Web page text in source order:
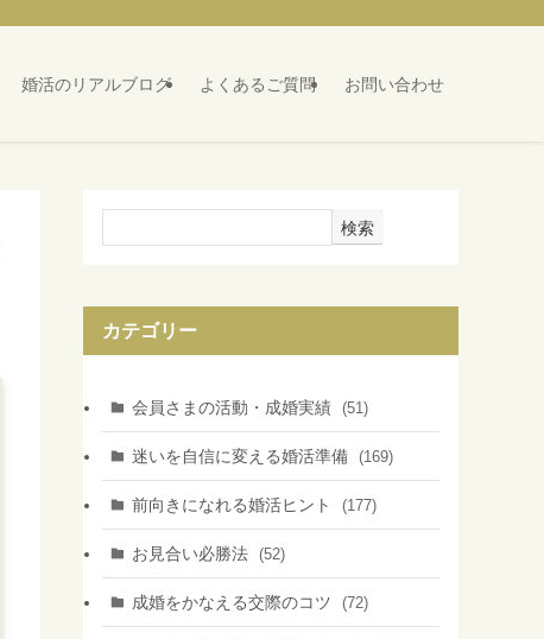
婚活のリアルブログ よくあるご質問 お問い合わせ
検索
カテゴリー
会員さまの活動・成婚実績 (51)
迷いを自信に変える婚活準備 (169)
前向きになれる婚活ヒント (177)
お見合い必勝法 (52)
成婚をかなえる交際のコツ (72)